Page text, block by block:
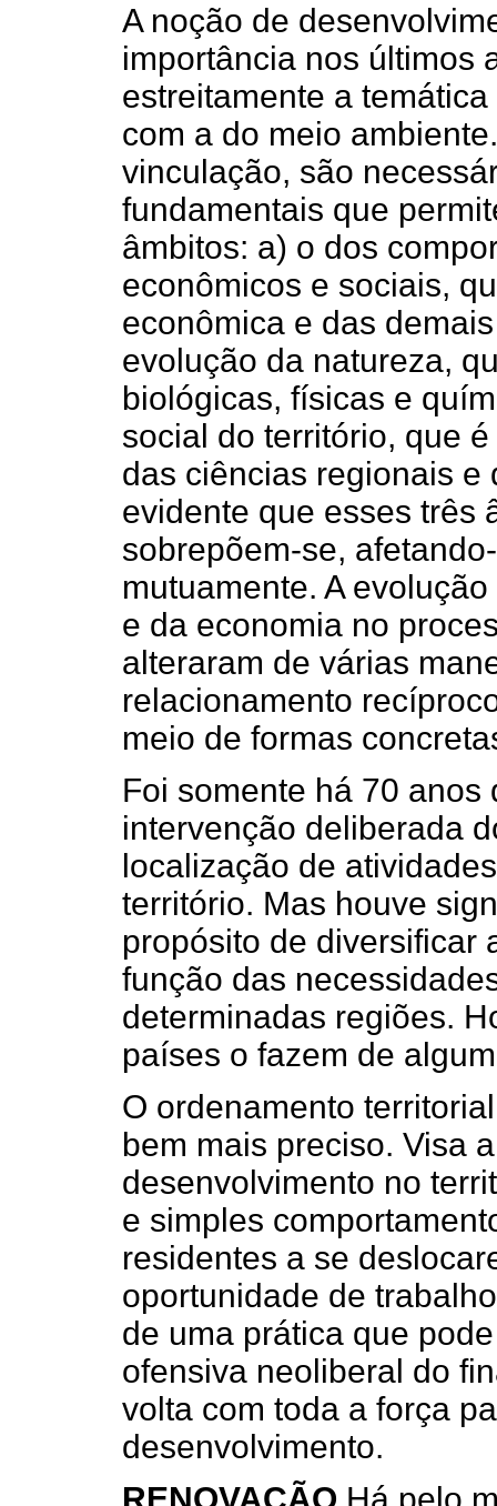
A noção de
importância nos últimos
estreitamente a
com a do meio
vinculação, são
fundamentais que
âmbitos: a) o dos
econômicos e sociais,
econômica e das
evolução da natureza,
biológicas, físicas e
social do território, que
das ciências regionais e
evidente que esses três
sobrepõem-se,
mutuamente. A
e da economia no
alteraram de várias
relacionamento
meio de formas
Foi somente há 70
intervenção deliberada
localização de
território. Mas houve
propósito de diversificar
função das
determinadas regiões.
países o fazem de
O ordenamento
bem mais preciso. Visa
desenvolvimento no
e simples
residentes a se
oportunidade de
de uma prática que
ofensiva neoliberal do
volta com toda a força
desenvolvimento.